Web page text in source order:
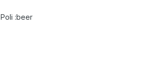
Poli :beer